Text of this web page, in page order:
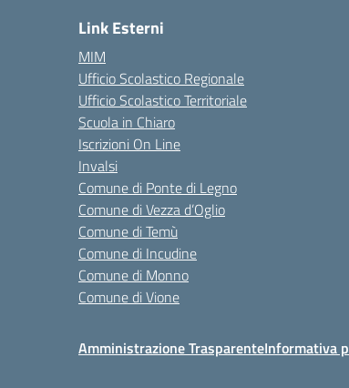
Link Esterni
MIM
Ufficio Scolastico Regionale
Ufficio Scolastico Territoriale
Scuola in Chiaro
Iscrizioni On Line
Invalsi
Comune di Ponte di Legno
Comune di Vezza d’Oglio
Comune di Temù
Comune di Incudine
Comune di Monno
Comune di Vione
Amministrazione TrasparenteInformativa